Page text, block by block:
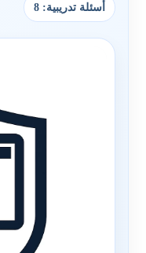
أسئلة تدريبية: 8